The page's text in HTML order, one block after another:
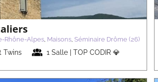
Rhône-Alpes, Maisons, Séminaire Drôme (26)
Twins 1 Salle | TOP CODIR 💎